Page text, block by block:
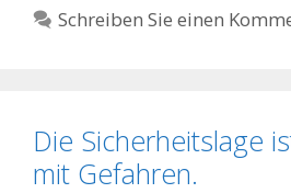
Schreiben Sie einen
Die Sicherheitslage
mit Gefahren.